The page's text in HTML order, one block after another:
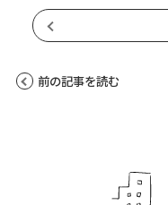
前の記事を読む